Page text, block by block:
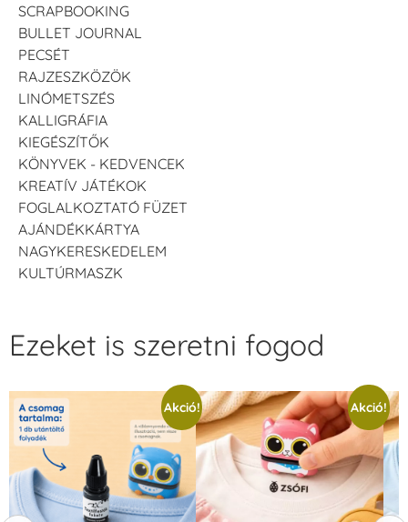
SCRAPBOOKING
BULLET JOURNAL
PECSÉT
RAJZESZKÖZÖK
LINÓMETSZÉS
KALLIGRÁFIA
KIEGÉSZÍTŐK
KÖNYVEK - KEDVENCEK
KREATÍV JÁTÉKOK
FOGLALKOZTATÓ FÜZET
AJÁNDÉKKÁRTYA
NAGYKERESKEDELEM
KULTÚRMASZK
Ezeket is szeretni fogod
Akció! Akció!